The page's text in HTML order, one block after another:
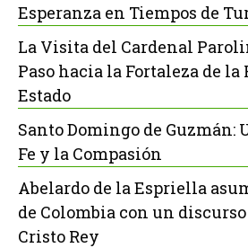
Esperanza en Tiempos de
La Visita del Cardenal
Paso hacia la Fortaleza de
Estado
Santo Domingo de Guzmán:
Fe y la Compasión
Abelardo de la Espriella
de Colombia con un
Cristo Rey